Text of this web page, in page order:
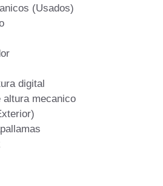
(Usados)
digital
altura mecanico